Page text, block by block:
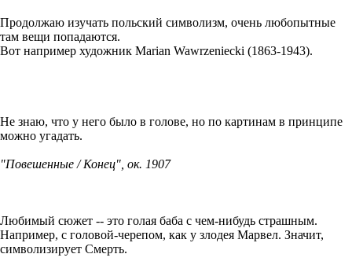
Продолжаю изучать польский символизм, очень любопытные
там вещи попадаются.
Вот например художник Marian Wawrzeniecki (1863-1943).
Не знаю, что у него было в голове, но по картинам в принципе
можно угадать.
"Повешенные / Конец", ок. 1907
Любимый сюжет -- это голая баба с чем-нибудь страшным.
Например, с головой-черепом, как у злодея Марвел. Значит,
символизирует Смерть.